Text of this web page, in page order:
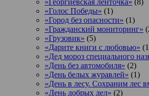
«Голос Победы» (1)
«Город без опасности» (1)
«Гражданский мониторинг»
«Грузовик» (5)
«Дарите книги с любовью»
«Дед мороз специального
«День без автомобиля» (2)
«День белых журавлей» (1)
«День в лесу. Сохраним лес
«День добрых дел» (2)